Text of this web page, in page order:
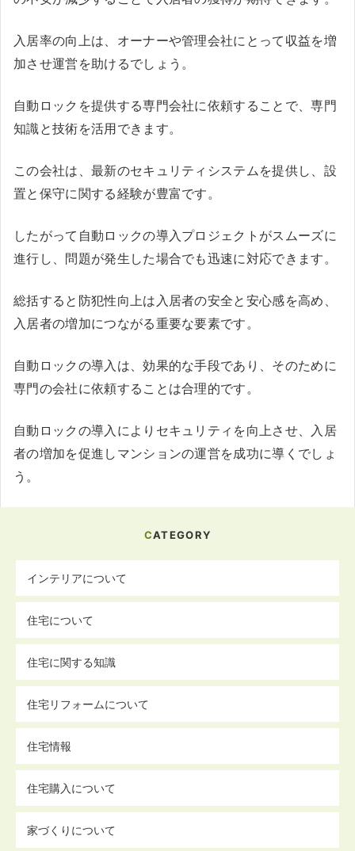
入居率の向上は、オーナーや管理会社にとって収益を増
加させ運営を助けるでしょう。
自動ロックを提供する専門会社に依頼することで、専門
知識と技術を活用できます。
この会社は、最新のセキュリティシステムを提供し、設
置と保守に関する経験が豊富です。
したがって自動ロックの導入プロジェクトがスムーズに
進行し、問題が発生した場合でも迅速に対応できます。
総括すると防犯性向上は入居者の安全と安心感を高め、
入居者の増加につながる重要な要素です。
自動ロックの導入は、効果的な手段であり、そのために
専門の会社に依頼することは合理的です。
自動ロックの導入によりセキュリティを向上させ、入居
者の増加を促進しマンションの運営を成功に導くでしょ
う。
CATEGORY
インテリアについて
住宅について
住宅に関する知識
住宅リフォームについて
住宅情報
住宅購入について
家づくりについて